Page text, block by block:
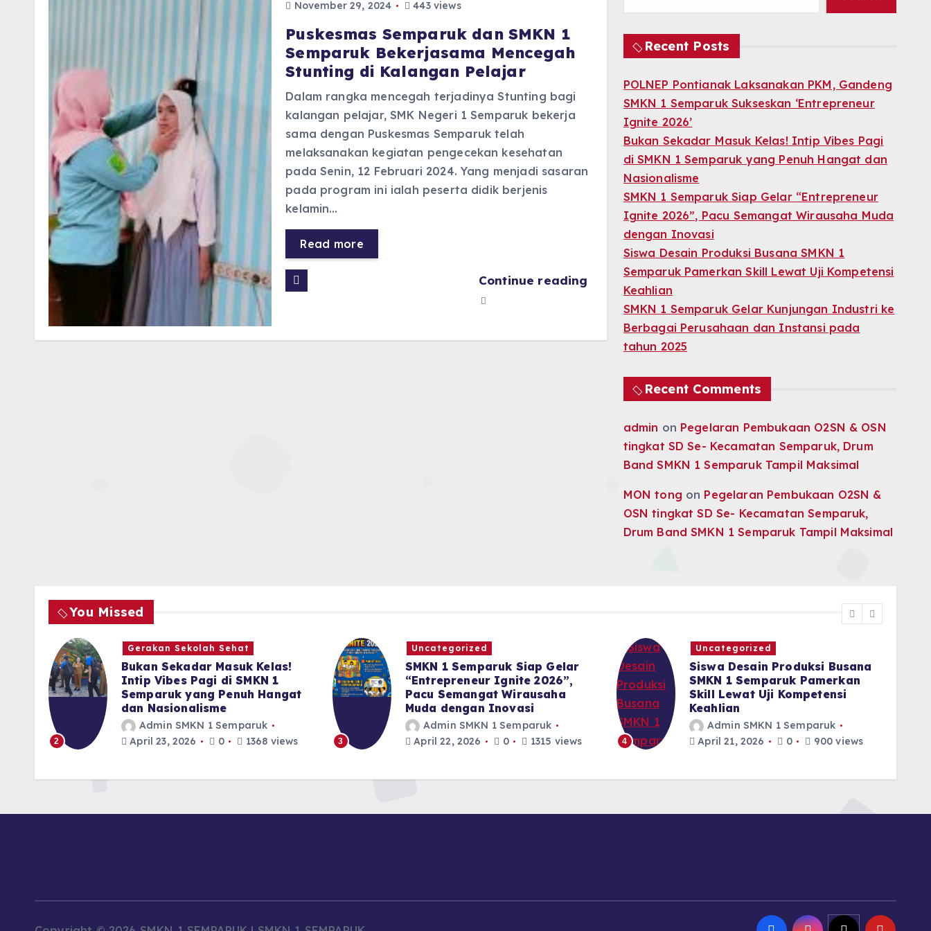
November 29, 2024
443 views
Puskesmas Semparuk dan SMKN 1
Semparuk Bekerjasama Mencegah
Stunting di Kalangan Pelajar
Dalam rangka mencegah terjadinya Stunting bagi
kalangan pelajar, SMK Negeri 1 Semparuk bekerja
sama dengan Puskesmas Semparuk telah
melaksanakan kegiatan pengecekan kesehatan
pada Senin, 12 Februari 2024. Yang menjadi sasaran
pada program ini ialah peserta didik berjenis
kelamin…
Read more
Continue reading
Recent Posts
POLNEP Pontianak Laksanakan PKM, Gandeng
SMKN 1 Semparuk Sukseskan ‘Entrepreneur
Ignite 2026’
Bukan Sekadar Masuk Kelas! Intip Vibes Pagi
di SMKN 1 Semparuk yang Penuh Hangat dan
Nasionalisme
SMKN 1 Semparuk Siap Gelar “Entrepreneur
Ignite 2026”, Pacu Semangat Wirausaha Muda
dengan Inovasi
Siswa Desain Produksi Busana SMKN 1
Semparuk Pamerkan Skill Lewat Uji Kompetensi
Keahlian
SMKN 1 Semparuk Gelar Kunjungan Industri ke
Berbagai Perusahaan dan Instansi pada
tahun 2025
Recent Comments
admin on Pegelaran Pembukaan O2SN & OSN
tingkat SD Se- Kecamatan Semparuk, Drum
Band SMKN 1 Semparuk Tampil Maksimal
MON tong on Pegelaran Pembukaan O2SN &
OSN tingkat SD Se- Kecamatan Semparuk,
Drum Band SMKN 1 Semparuk Tampil Maksimal
You Missed
2
Gerakan Sekolah Sehat
Bukan Sekadar Masuk Kelas!
Intip Vibes Pagi di SMKN 1
Semparuk yang Penuh Hangat
dan Nasionalisme
Admin SMKN 1 Semparuk
April 23, 2026
0 1368 views 3
Uncategorized
SMKN 1 Semparuk Siap Gelar
“Entrepreneur Ignite 2026”,
Pacu Semangat Wirausaha
Muda dengan Inovasi
Admin SMKN 1 Semparuk
April 22, 2026
0 1315 views 4
Uncategorized
Siswa Desain Produksi Busana
SMKN 1 Semparuk Pamerkan
Skill Lewat Uji Kompetensi
Keahlian
Admin SMKN 1 Semparuk
April 21, 2026
0 900 views